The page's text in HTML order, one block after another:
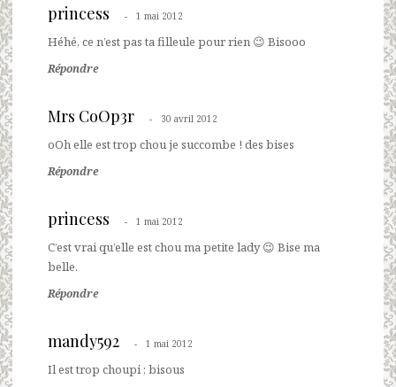
princess 1 mai 2012
Héhé, ce n’est pas ta filleule pour rien 😉 Bisooo
Répondre
Mrs CoOp3r 30 avril 2012
oOh elle est trop chou je succombe ! des bises
Répondre
princess 1 mai 2012
C’est vrai qu’elle est chou ma petite lady 😉 Bise ma
belle.
Répondre
mandy592 1 mai 2012
Il est trop choupi ; bisous